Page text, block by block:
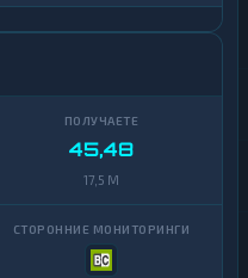
45,48
17,5 M